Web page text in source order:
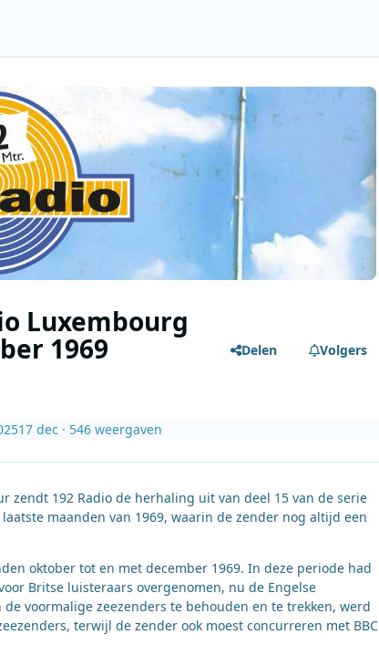
Luxembourg
1969 Delen Volgers
17 dec · 546 weergaven
zendt 192 Radio de herhaling uit van deel 15 van de serie
maanden van 1969, waarin de zender nog altijd een
oktober tot en met december 1969. In deze periode had
Britse luisteraars overgenomen, nu de Engelse
voormalige zeezenders te behouden en te trekken, werd
terwijl de zender ook moest concurreren met BBC